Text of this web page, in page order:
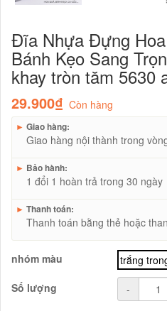
Đĩa Nhựa Đựng
Bánh Kẹo Sang
khay tròn tăm 5630
29.900₫ Còn hàng
► Giao hàng:
Giao hàng nội thành trong
► Bảo hành:
1 đổi 1 hoàn trả trong 30 ngày
► Thanh toán:
Thanh toán bằng thẻ hoặc
nhóm màu
trắng
Số lượng
-